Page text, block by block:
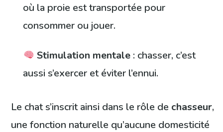
où la proie est transportée pour
consommer ou jouer.
Stimulation mentale : chasser, c’est
aussi s’exercer et éviter l’ennui.
Le chat s’inscrit ainsi dans le rôle de chasseur,
une fonction naturelle qu’aucune domesticité